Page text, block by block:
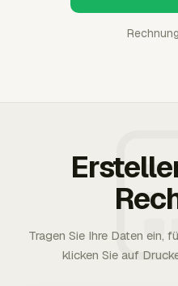
Tragen Sie Ihre Daten ein,
klicken Sie auf